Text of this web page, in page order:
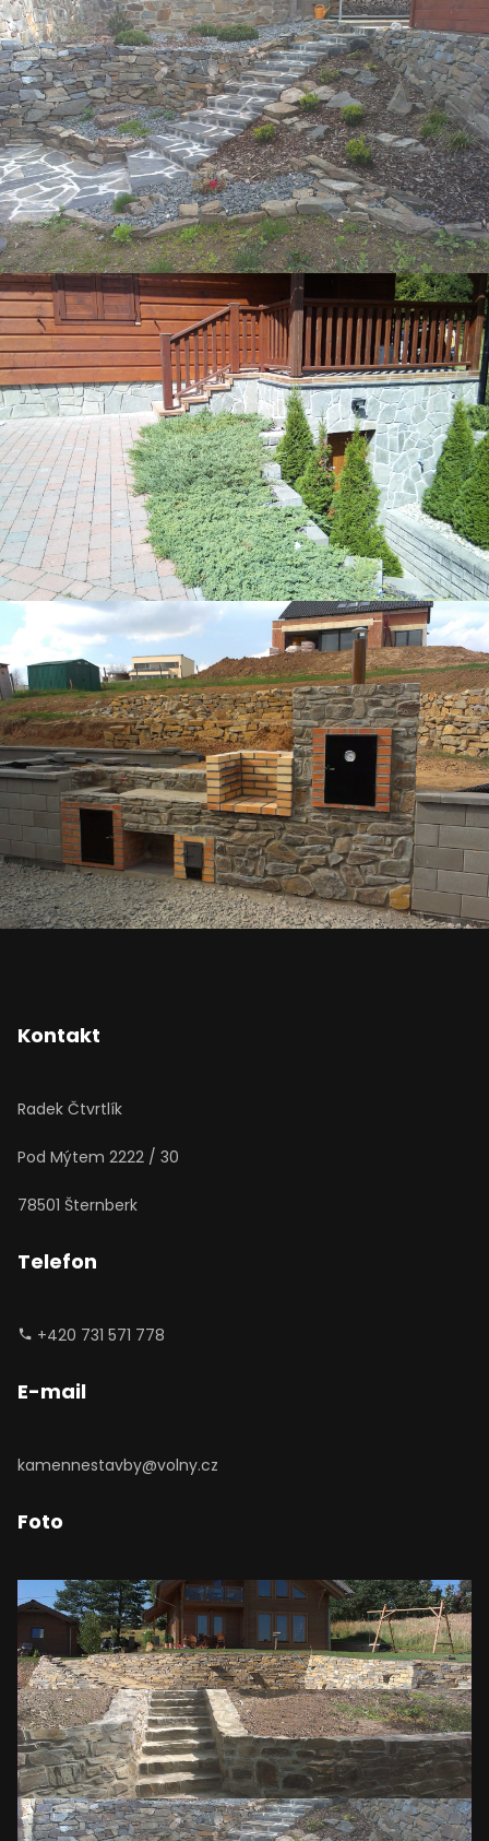
Kontakt
Radek Čtvrtlík
Pod Mýtem 2222 / 30
78501 Šternberk
Telefon
+420 731 571 778
E-mail
kamennestavby@volny.cz
Foto